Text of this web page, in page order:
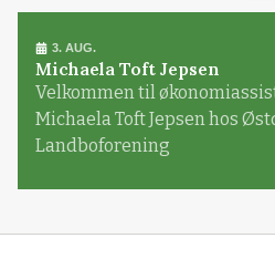
3. AUG.
Michaela Toft Jepsen
Velkommen til
Michaela Toft Jepsen hos
Landboforening